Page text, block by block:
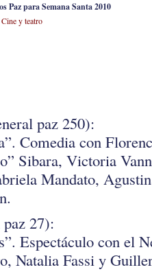
Paz para Semana Santa 2010
Cine y teatro
paz 250):
Comedia con
Sibara, Victoria
Mandato,
27):
Espectáculo con el
Natalia Fassi y